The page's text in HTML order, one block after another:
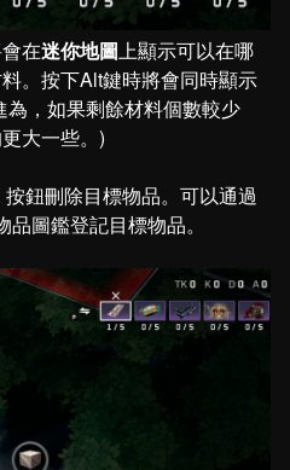
在迷你地圖上顯示可以在哪
。按下Alt鍵時將會同時顯示
，如果剩餘材料個數較少
大一些。)
鈕刪除目標物品。可以通過
圖鑑登記目標物品。